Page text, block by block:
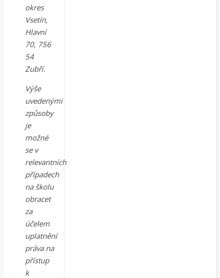
okres
Vsetín,
Hlavní
70, 756
54
Zubří.
Výše
uvedenými
způsoby
je
možné
se v
relevantních
případech
na školu
obracet
za
účelem
uplatnění
práva na
přístup
k